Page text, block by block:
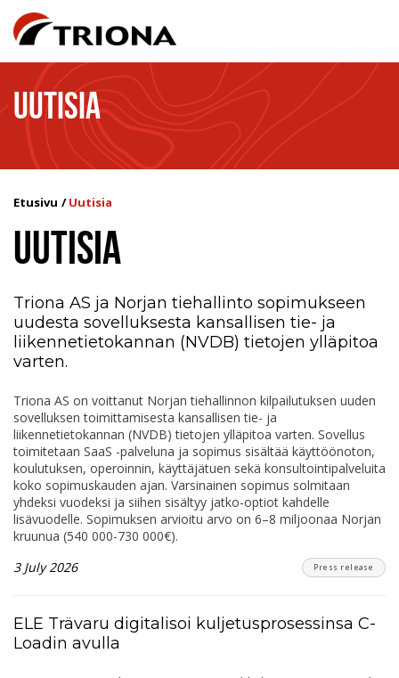
UUTISIA
Etusivu Uutisia
UUTISIA
Triona AS ja Norjan tiehallinto sopimukseen
uudesta sovelluksesta kansallisen tie- ja
liikennetietokannan (NVDB) tietojen ylläpitoa
varten.
Triona AS on voittanut Norjan tiehallinnon kilpailutuksen uuden
sovelluksen toimittamisesta kansallisen tie- ja
liikennetietokannan (NVDB) tietojen ylläpitoa varten. Sovellus
toimitetaan SaaS -palveluna ja sopimus sisältää käyttöönoton,
koulutuksen, operoinnin, käyttäjätuen sekä konsultointipalveluita
koko sopimuskauden ajan. Varsinainen sopimus solmitaan
yhdeksi vuodeksi ja siihen sisältyy jatko-optiot kahdelle
lisävuodelle. Sopimuksen arvioitu arvo on 6–8 miljoonaa Norjan
kruunua (540 000-730 000€).
3 July 2026
Press release
ELE Trävaru digitalisoi kuljetusprosessinsa C-
Loadin avulla